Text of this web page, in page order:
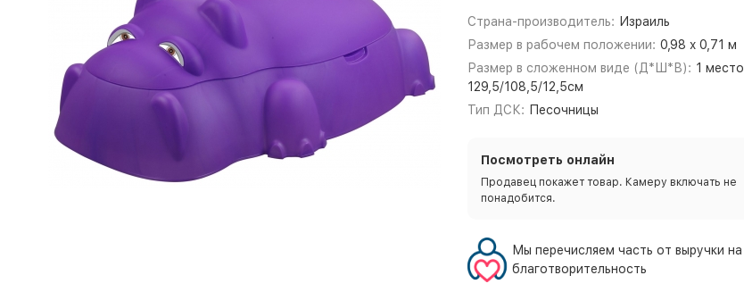
Страна-производитель: Израиль
Размер в рабочем положении: 0,98 x 0,71 м
Размер в сложенном виде (Д*Ш*В): 1 место
129,5/108,5/12,5см
Тип ДСК: Песочницы
Посмотреть онлайн
Продавец покажет товар. Камеру включать не
понадобится.
Мы перечисляем часть от выручки на
благотворительность